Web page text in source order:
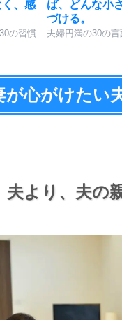
、感
の習慣
ば、どんな小
づける。
夫婦円満の30の言
が心がけたい
夫より、 夫の